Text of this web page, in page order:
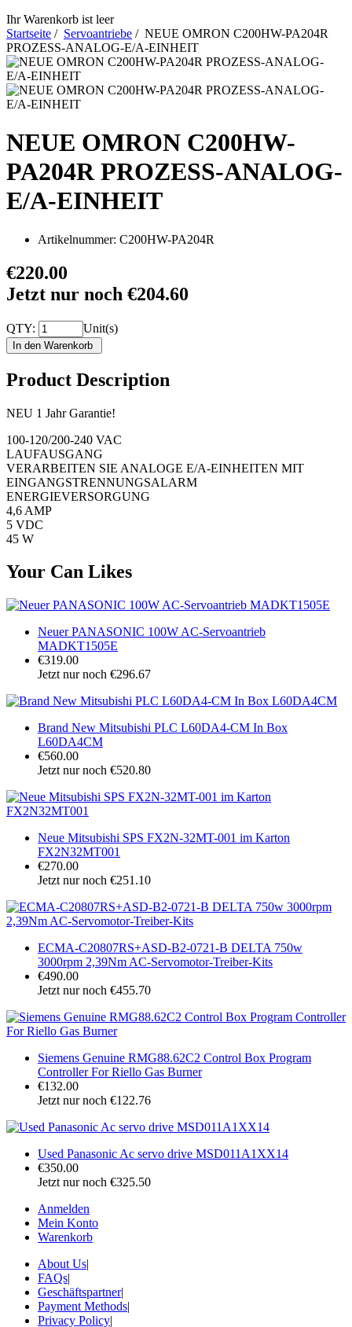
Ihr Warenkorb ist leer
Startseite / Servoantriebe / NEUE OMRON C200HW-PA204R
PROZESS-ANALOG-E/A-EINHEIT
NEUE OMRON C200HW-
PA204R PROZESS-ANALOG-
E/A-EINHEIT
Artikelnummer: C200HW-PA204R
€220.00
Jetzt nur noch €204.60
QTY: Unit(s)
Product Description
NEU 1 Jahr Garantie!
100-120/200-240 VAC
LAUFAUSGANG
VERARBEITEN SIE ANALOGE E/A-EINHEITEN MIT
EINGANGSTRENNUNGSALARM
ENERGIEVERSORGUNG
4,6 AMP
5 VDC
45 W
Your Can Likes
Neuer PANASONIC 100W AC-Servoantrieb
MADKT1505E
€319.00
Jetzt nur noch €296.67
Brand New Mitsubishi PLC L60DA4-CM In Box
L60DA4CM
€560.00
Jetzt nur noch €520.80
Neue Mitsubishi SPS FX2N-32MT-001 im Karton
FX2N32MT001
€270.00
Jetzt nur noch €251.10
ECMA-C20807RS+ASD-B2-0721-B DELTA 750w
3000rpm 2,39Nm AC-Servomotor-Treiber-Kits
€490.00
Jetzt nur noch €455.70
Siemens Genuine RMG88.62C2 Control Box Program
Controller For Riello Gas Burner
€132.00
Jetzt nur noch €122.76
Used Panasonic Ac servo drive MSD011A1XX14
€350.00
Jetzt nur noch €325.50
Anmelden
Mein Konto
Warenkorb
About Us|
FAQs|
Geschäftspartner|
Payment Methods|
Privacy Policy|